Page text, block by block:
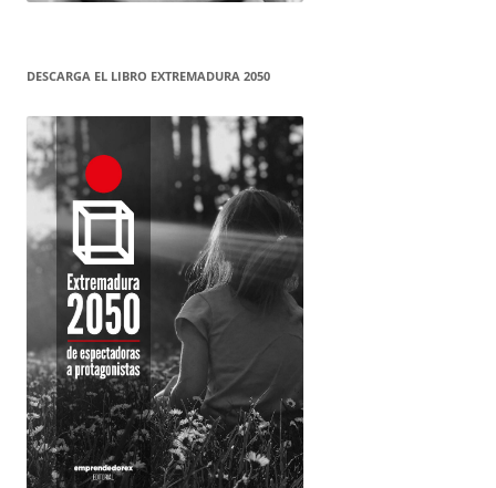
DESCARGA EL LIBRO EXTREMADURA 2050